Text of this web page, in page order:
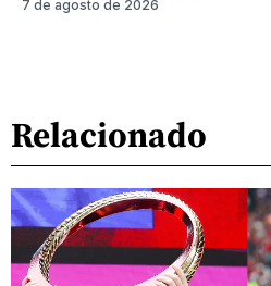
7 de agosto de 2026
Relacionado